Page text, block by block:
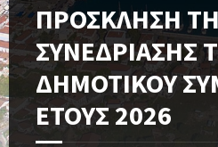
ΠΡΟΣΚΛΗΣΗ
ΣΥΝΕΔΡΙΑΣΗΣ
ΔΗΜΟΤΙΚΟΥ
ΕΤΟΥΣ 2026